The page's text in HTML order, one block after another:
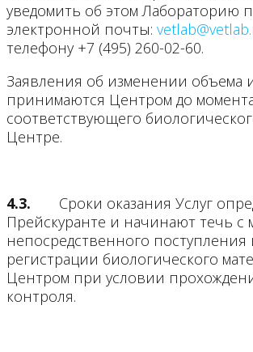
уведомить об этом Лабораторию
электронной почты:
телефону +7 (495) 260-02-60.
Заявления об изменении объема
принимаются Центром до
соответствующего
Центре.
4.3. Сроки оказания Услуг
Прейскуранте и начинают течь с
непосредственного поступления
регистрации биологического
Центром при условии
контроля.